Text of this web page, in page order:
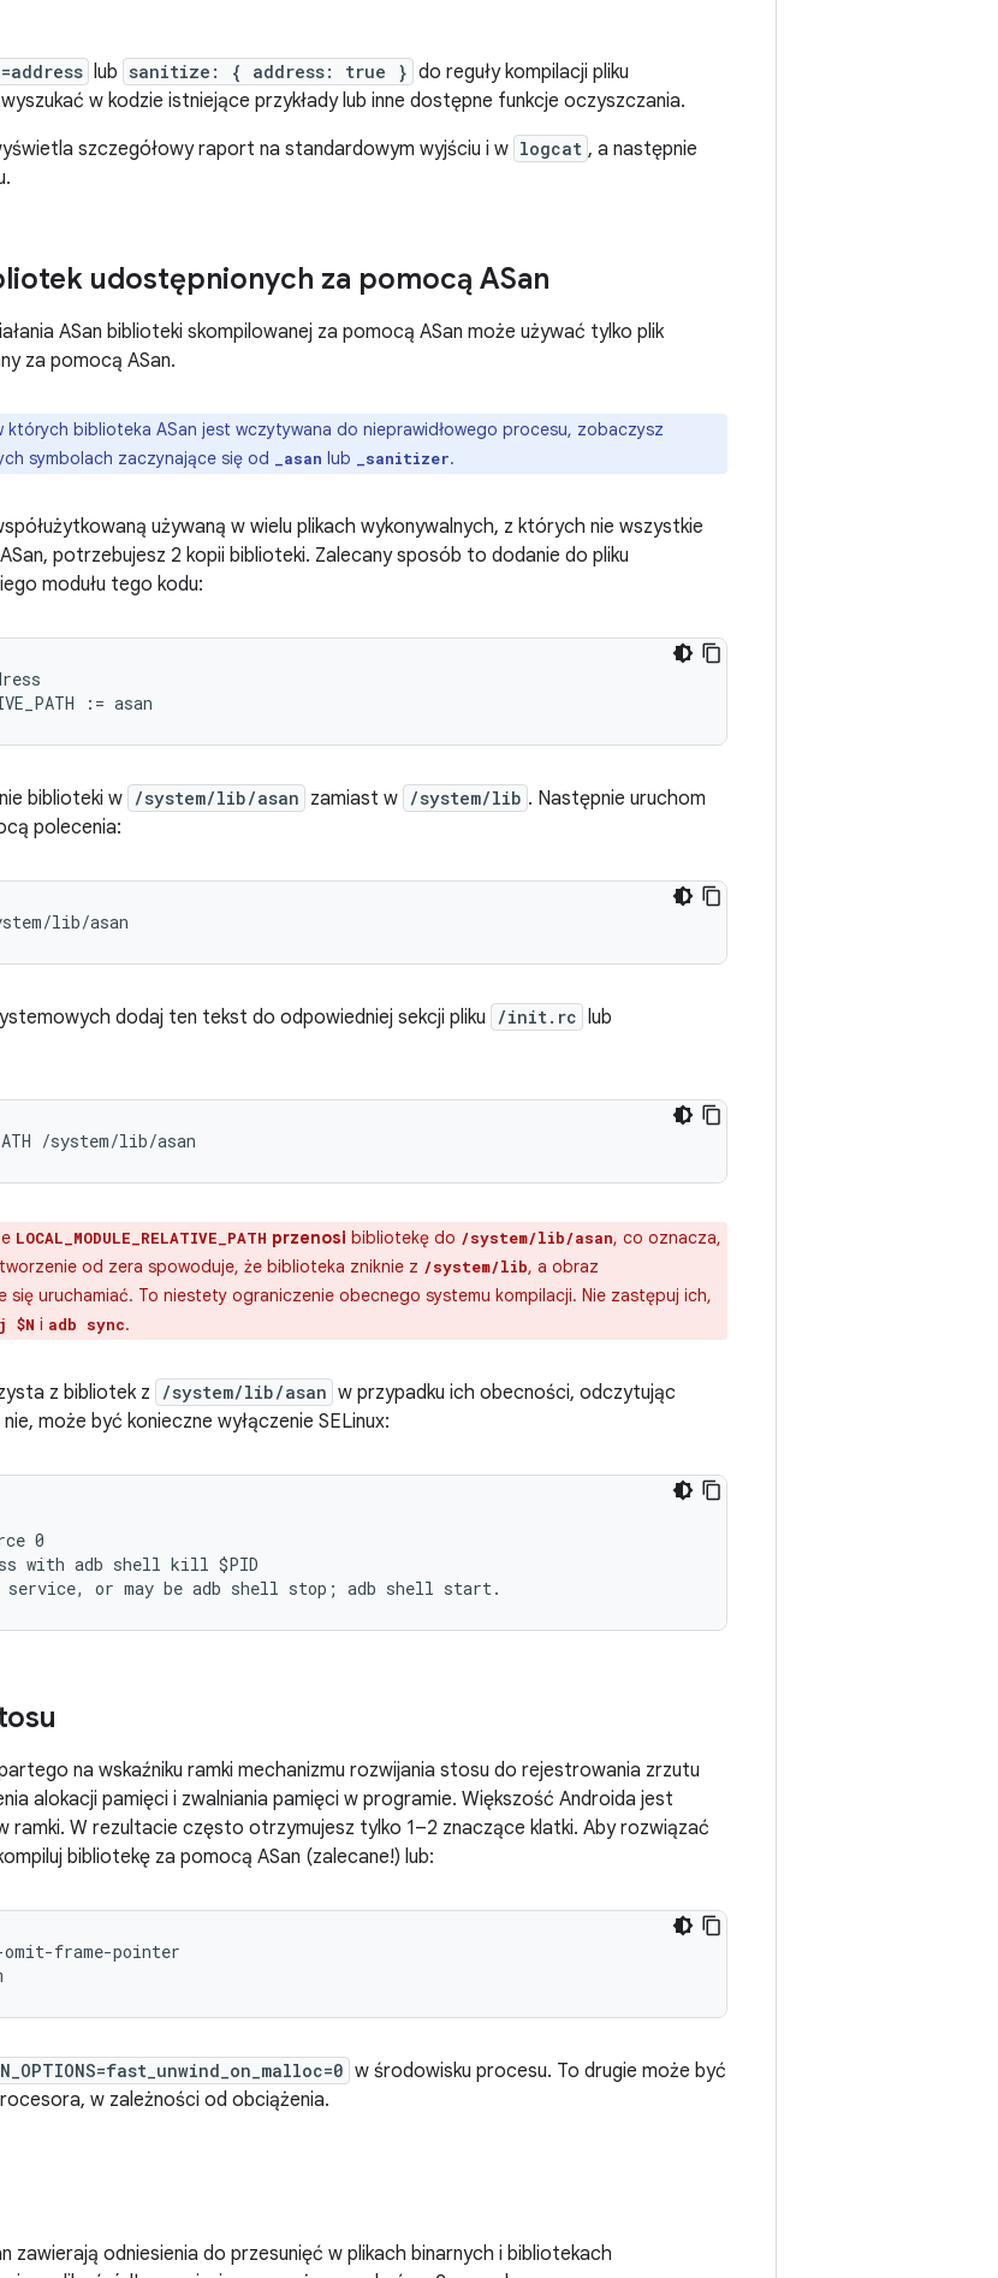
lub sanitize: { address: true } do reguły kompilacji pliku
w kodzie istniejące przykłady lub inne dostępne funkcje oczyszczania.
szczegółowy raport na standardowym wyjściu i w logcat , a następnie
udostępnionych za pomocą ASan
ASan biblioteki skompilowanej za pomocą ASan może używać tylko plik
za pomocą ASan.
których biblioteka ASan jest wczytywana do nieprawidłowego procesu, zobaczysz
symbolach zaczynające się od
_asan lub _sanitizer.
używaną w wielu plikach wykonywalnych, z których nie wszystkie
potrzebujesz 2 kopii biblioteki. Zalecany sposób to dodanie do pliku
modułu tego kodu:
biblioteki w /system/lib/asan zamiast w /system/lib . Następnie uruchom
polecenia:
lib/asan
dodaj ten tekst do odpowiedniej sekcji pliku /init.rc lub
LOCAL_MODULE_RELATIVE_PATH przenosi bibliotekę do /system/lib/asan, co oznacza,
od zera spowoduje, że biblioteka zniknie z /system/lib, a obraz
uruchamiać. To niestety ograniczenie obecnego systemu kompilacji. Nie zastępuj ich,
$N i adb sync.
z bibliotek z /system/lib/asan w przypadku ich obecności, odczytując
nie, może być konieczne wyłączenie SELinux:
0
with adb shell kill $PID
na wskaźniku ramki mechanizmu rozwijania stosu do rejestrowania zrzutu
alokacji pamięci i zwalniania pamięci w programie. Większość Androida jest
ramki. W rezultacie często otrzymujesz tylko 1–2 znaczące klatki. Aby rozwiązać
bibliotekę za pomocą ASan (zalecane!) lub:
omit-frame-pointer
w środowisku procesu. To drugie może być
w zależności od obciążenia.
zawierają odniesienia do przesunięć w plikach binarnych i bibliotekach